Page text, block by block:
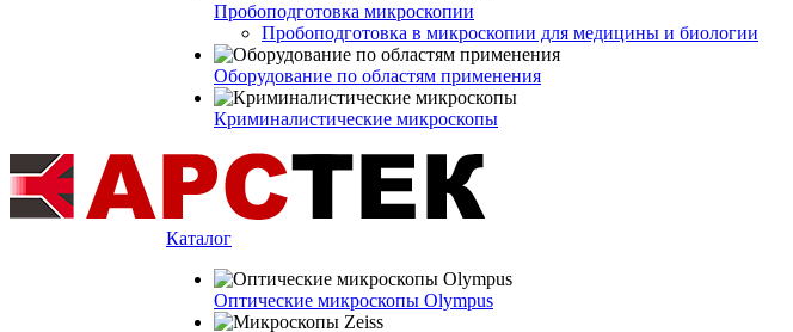
Пробоподготовка микроскопии
Пробоподготовка в микроскопии для медицины и биологии
Оборудование по областям применения
Криминалистические микроскопы
Каталог
Оптические микроскопы Olympus